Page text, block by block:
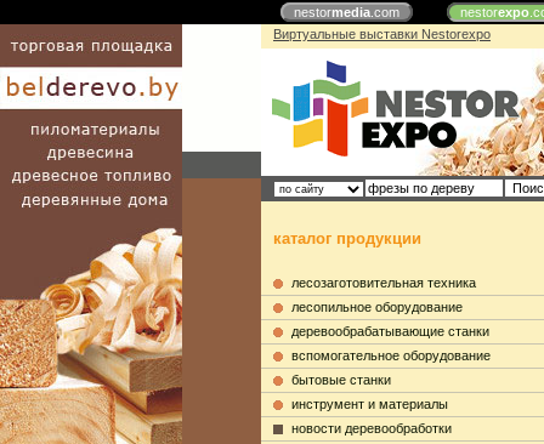
nestormedia.com nestorexpo
Виртуальные выставки Nestorexpo
каталог продукции
лесозаготовительная техника
лесопильное оборудование
деревообрабатывающие станки
вспомогательное оборудование
бытовые станки
инструмент и материалы
новости деревообработки